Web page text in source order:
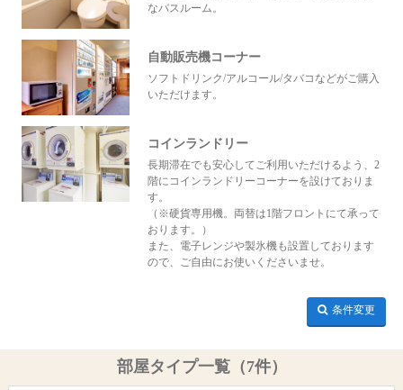
なバスルーム。
自動販売機コーナー
ソフトドリンク/アルコール/タバコなどがご購入
いただけます。
コインランドリー
長期滞在でも安心してご利用いただけるよう、2
階にコインランドリーコーナーを設けておりま
す。
（※硬貨専用機。両替は1階フロントにて承って
おります。）
また、電子レンジや製氷機も設置しております
ので、ご自由にお使いくださいませ。
条件変更
部屋タイプ一覧（7件）